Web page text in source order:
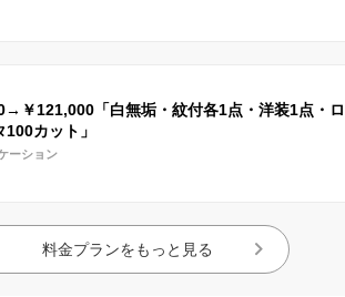
￥121,000「白無垢・紋付各1点・洋装1点・ロ
カット」
ーション
料金プランをもっと見る